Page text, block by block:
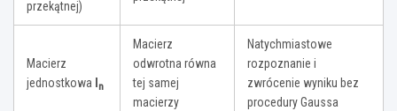
przekątnej)
Macierz
jednostkowa Iₙ
Macierz
odwrotna równa
tej samej
macierzy
Natychmiastowe
rozpoznanie i
zwrócenie wyniku bez
procedury Gaussa